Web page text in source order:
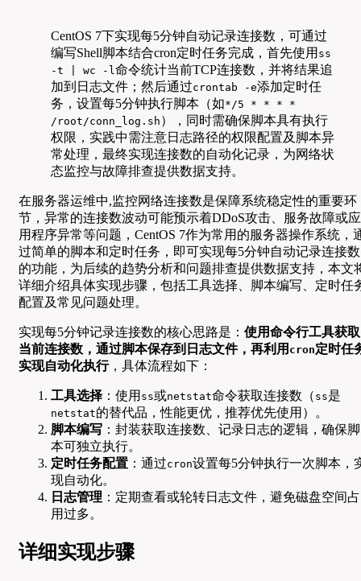
CentOS 7下实现每5分钟自动记录连接数，可通过
编写Shell脚本结合cron定时任务完成，首先使用 ss
-t | wc -l命令统计当前TCP连接数，并将结果追
加到日志文件；然后通过crontab -e添加定时任
务，设置每5分钟执行脚本（如*/5 * * * *
/root/conn_log.sh ），同时需确保脚本具有执行
权限，实践中需注意日志路径的权限配置及脚本异
常处理，最终实现连接数的自动化记录，为网络状
态监控与故障排查提供数据支持。
在服务器运维中,监控网络连接数是保障系统稳定性的重要环
节，异常的连接数波动可能预示着DDoS攻击、服务故障或应
用程序异常等问题，CentOS 7作为常用的服务器操作系统，
过简单的脚本和定时任务，即可实现每5分钟自动记录连接数
的功能，为后续的趋势分析和问题排查提供数据支持，本文
详细介绍具体实现步骤，包括工具选择、脚本编写、定时任
配置及常见问题处理。
实现每5分钟记录连接数的核心思路是： 使用命令行工具获取
当前连接数，通过脚本保存到日志文件，再利用 cron定时任
实现自动化执行，具体流程如下：
工具选择 ：使用 ss或netstat命令获取连接数（ ss是
netstat的替代品，性能更优，推荐优先使用）。
脚本编写 ：封装获取连接数、记录日志的逻辑，确保脚
本可独立执行。
定时任务配置 ：通过cron设置每5分钟执行一次脚本，
现自动化。
日志管理 ：定期查看或轮转日志文件，避免磁盘空间占
用过多。
详细实现步骤